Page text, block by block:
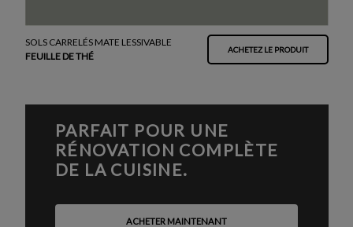
SOLS CARRELÉS MATE LESSIVABLE
FEUILLE DE THÉ
ACHETEZ LE PRODUIT
PARFAIT POUR UNE
RÉNOVATION COMPLÈTE
DE LA CUISINE.
ACHETER MAINTENANT